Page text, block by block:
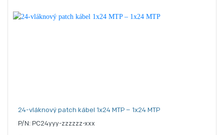
24-vláknový patch kábel 1x24 MTP – 1x24 MTP
P/N: PC24yyy-zzzzzz-xxx